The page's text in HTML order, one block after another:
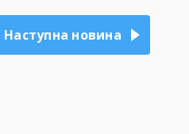
Наступна новина